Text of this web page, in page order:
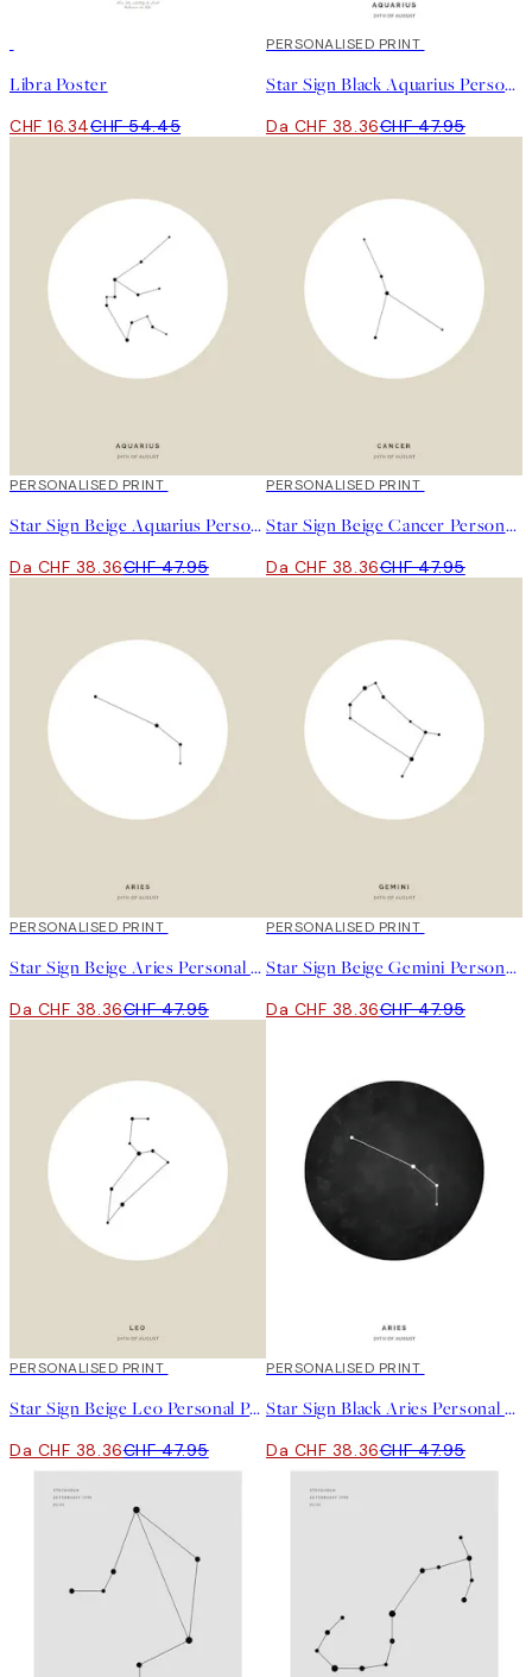
Libra Poster
CHF 16.34CHF 54.45
20%*
PERSONALISED PRINT
Star Sign Black Aquarius Personal Poster
Da CHF 38.36CHF 47.95
20%*
PERSONALISED PRINT
Star Sign Beige Aquarius Personal Poster
Da CHF 38.36CHF 47.95
20%*
PERSONALISED PRINT
Star Sign Beige Cancer Personal Poster
Da CHF 38.36CHF 47.95
20%*
PERSONALISED PRINT
Star Sign Beige Aries Personal Poster
Da CHF 38.36CHF 47.95
20%*
PERSONALISED PRINT
Star Sign Beige Gemini Personal Poster
Da CHF 38.36CHF 47.95
20%*
PERSONALISED PRINT
Star Sign Beige Leo Personal Poster
Da CHF 38.36CHF 47.95
20%*
PERSONALISED PRINT
Star Sign Black Aries Personal Poster
Da CHF 38.36CHF 47.95